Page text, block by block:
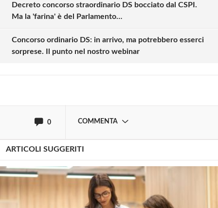
Decreto concorso straordinario DS bocciato dal CSPI.
Ma la 'farina' è del Parlamento…
Concorso ordinario DS: in arrivo, ma potrebbero esserci
sorprese. Il punto nel nostro webinar
0 COMMENTA
Solo gli utenti registrati possono
Effettua il Login o Registrati
ARTICOLI SUGGERITI